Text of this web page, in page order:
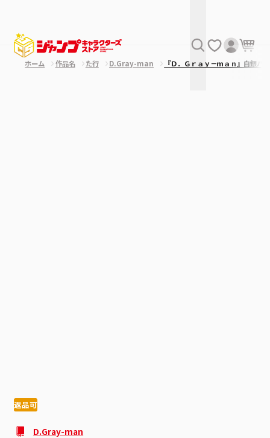
ホーム 作品名 た行 D.Gray-man 『Ｄ．Ｇｒａｙ－ｍａｎ』白銀
返品可
D.Gray-man